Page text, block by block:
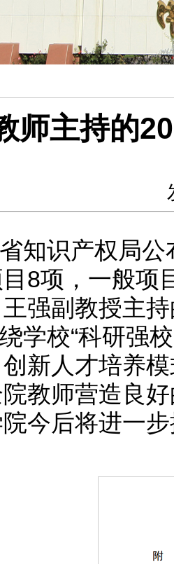
师主持的
知识产权局
8项，一般项
强副教授主
学校“科研强
新人才培养
教师营造良
今后将进一